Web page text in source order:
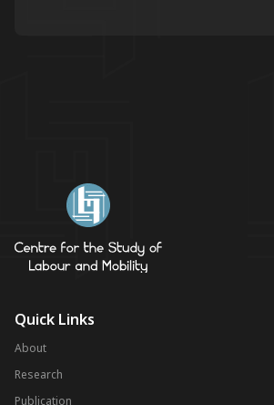
Quick Links
About
Research
Publication